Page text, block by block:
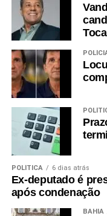
POLÍTICA 6 dias atrás
Ex-deputado é
após condenação
BAHIA